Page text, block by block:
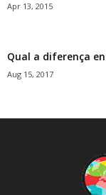
Apr 13, 2015
Qual a diferença
Aug 15, 2017